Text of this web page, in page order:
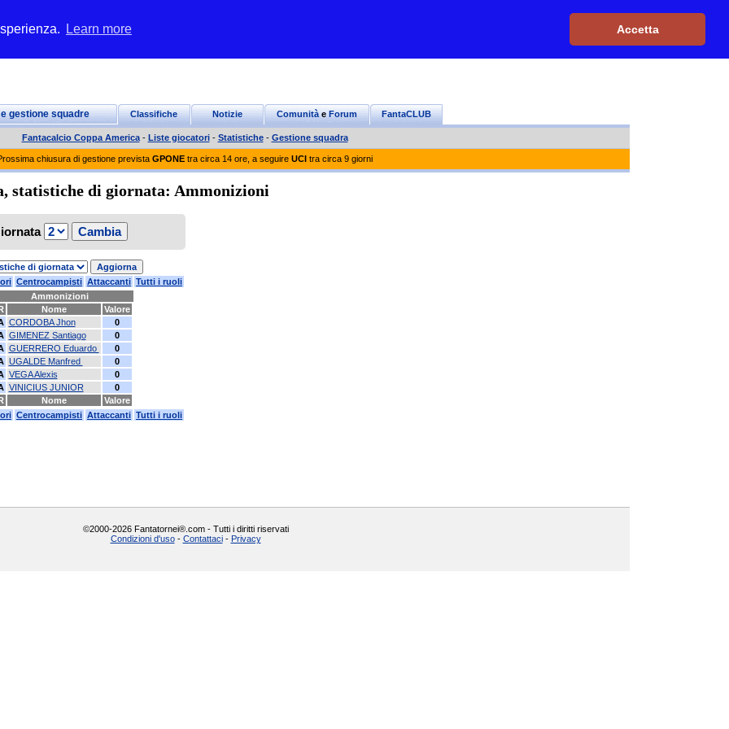
Learn more Accetta
Contattaci|Login|
gestione squadre Classifiche Notizie Comunitàe Forum FantaCLUB
Fantacalcio Coppa America- Liste giocatori- Statistiche- Gestione squadra
chiusura di gestione prevista GPONE tra circa 14 ore, a seguire UCI tra circa 9 giorni
statistiche di giornata: Ammonizioni
Centrocampisti Attaccanti Tutti i ruoli
Ammonizioni
Nome
Valore
CORDOBA Jhon
0
GIMENEZ Santiago
0
GUERRERO Eduardo
0
UGALDE Manfred
0
VEGA Alexis
0
VINICIUS JUNIOR
0
Nome
Valore
Centrocampisti Attaccanti Tutti i ruoli
©2000-2026 Fantatornei®.com - Tutti i diritti riservati
Condizioni d'uso- Contattaci- Privacy